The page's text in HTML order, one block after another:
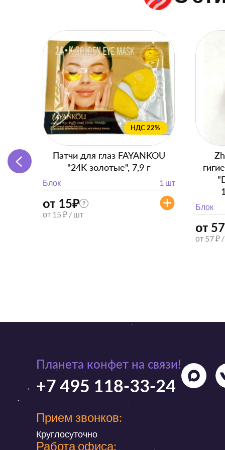
НДС 22%
Патчи для глаз FAYANKOU
"24K золотые", 7,9 г
Блок 1 шт
от 15₽ ?
от 15 ₽ / шт
Блок
от 57
от 57 ₽
Планета конфет на связи!
+7 495 118-33-24
Прием звонков:
Круглосуточно
Работа офиса: